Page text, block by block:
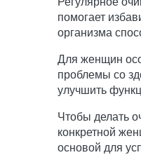
помогает
организма
Для женщин
проблемы со
улучшить
Чтобы делать
конкретной
основой для